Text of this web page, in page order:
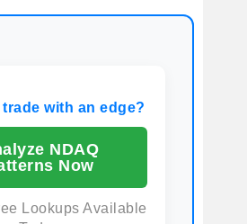
trade with an edge?
NDAQ
Now
Lookups Available